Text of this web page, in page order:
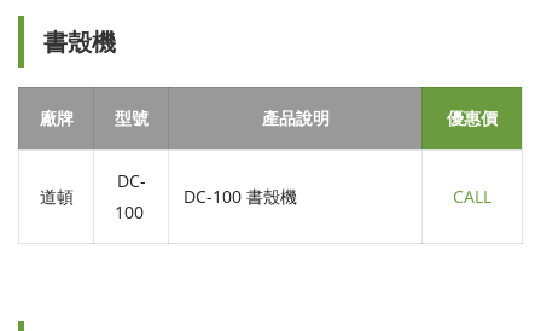
書殼機
廠牌 型號 產品說明 優惠價
道頓
DC-
100
DC-100 書殼機 CALL